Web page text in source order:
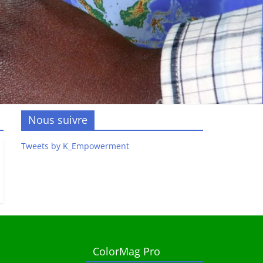
Nous suivre
Tweets by K_Empowerment
ColorMag Pro